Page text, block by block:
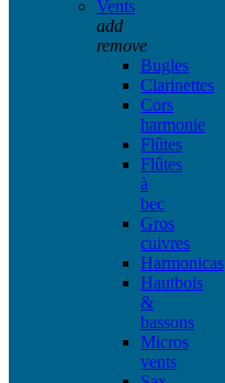
Vents
add
remove
Bugles
Clarinettes
Cors
harmonie
Flûtes
Flûtes
à
bec
Gros
cuivres
Harmonicas
Hautbois
&
bassons
Micros
vents